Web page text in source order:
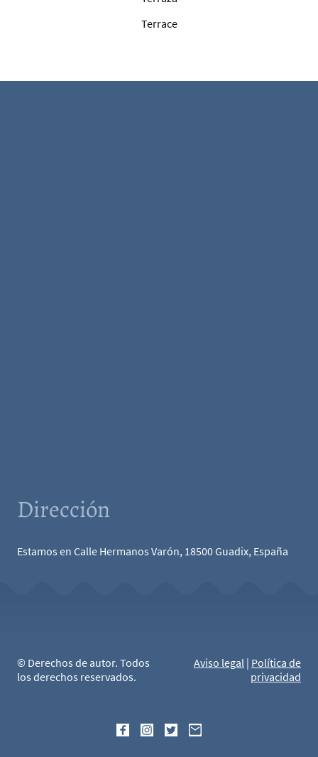
Terrace
Dirección
Estamos en Calle Hermanos Varón, 18500 Guadix, España
© Derechos de autor. Todos
los derechos reservados.
Aviso legal | Política de
privacidad